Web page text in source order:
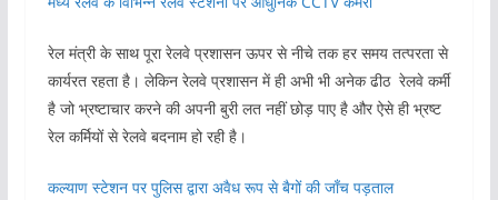
रेल मंत्री के साथ पूरा रेलवे प्रशासन ऊपर से नीचे तक हर समय तत्परता से
कार्यरत रहता है। लेकिन रेलवे प्रशासन में ही अभी भी अनेक ढीठ रेलवे कर्मी
है जो भ्रष्टाचार करने की अपनी बुरी लत नहीं छोड़ पाए है और ऐसे ही भ्रष्ट
रेल कर्मियों से रेलवे बदनाम हो रही है।
कल्याण स्टेशन पर पुलिस द्वारा अवैध रूप से बैगों की जाँच पड़ताल